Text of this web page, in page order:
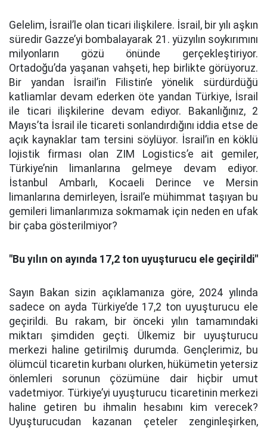
Gelelim, İsrail’le olan ticari ilişkilere. İsrail, bir yılı aşkın
süredir Gazze’yi bombalayarak 21. yüzyılın soykırımını
milyonların gözü önünde gerçekleştiriyor.
Ortadoğu’da yaşanan vahşeti, hep birlikte görüyoruz.
Bir yandan İsrail’in Filistin’e yönelik sürdürdüğü
katliamlar devam ederken öte yandan Türkiye, İsrail
ile ticari ilişkilerine devam ediyor. Bakanlığınız, 2
Mayıs’ta İsrail ile ticareti sonlandırdığını iddia etse de
açık kaynaklar tam tersini söylüyor. İsrail’in en köklü
lojistik firması olan ZIM Logistics’e ait gemiler,
Türkiye’nin limanlarına gelmeye devam ediyor.
İstanbul Ambarlı, Kocaeli Derince ve Mersin
limanlarına demirleyen, İsrail’e mühimmat taşıyan bu
gemileri limanlarımıza sokmamak için neden en ufak
bir çaba gösterilmiyor?
"Bu yılın on ayında 17,2 ton uyuşturucu ele geçirildi"
Sayın Bakan sizin açıklamanıza göre, 2024 yılında
sadece on ayda Türkiye’de 17,2 ton uyuşturucu ele
geçirildi. Bu rakam, bir önceki yılın tamamındaki
miktarı şimdiden geçti. Ülkemiz bir uyuşturucu
merkezi haline getirilmiş durumda. Gençlerimiz, bu
ölümcül ticaretin kurbanı olurken, hükümetin yetersiz
önlemleri sorunun çözümüne dair hiçbir umut
vadetmiyor. Türkiye’yi uyuşturucu ticaretinin merkezi
haline getiren bu ihmalin hesabını kim verecek?
Uyuşturucudan kazanan çeteler zenginleşirken,